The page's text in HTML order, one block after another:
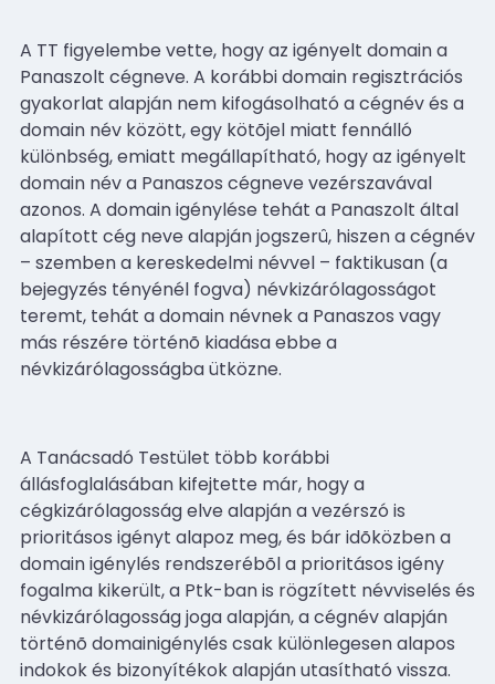
A TT figyelembe vette, hogy az igényelt domain a
Panaszolt cégneve. A korábbi domain regisztrációs
gyakorlat alapján nem kifogásolható a cégnév és a
domain név között, egy kötõjel miatt fennálló
különbség, emiatt megállapítható, hogy az igényelt
domain név a Panaszos cégneve vezérszavával
azonos. A domain igénylése tehát a Panaszolt által
alapított cég neve alapján jogszerû, hiszen a cégnév
– szemben a kereskedelmi névvel – faktikusan (a
bejegyzés tényénél fogva) névkizárólagosságot
teremt, tehát a domain névnek a Panaszos vagy
más részére történõ kiadása ebbe a
névkizárólagosságba ütközne.
A Tanácsadó Testület több korábbi
állásfoglalásában kifejtette már, hogy a
cégkizárólagosság elve alapján a vezérszó is
prioritásos igényt alapoz meg, és bár idõközben a
domain igénylés rendszerébõl a prioritásos igény
fogalma kikerült, a Ptk-ban is rögzített névviselés és
névkizárólagosság joga alapján, a cégnév alapján
történõ domainigénylés csak különlegesen alapos
indokok és bizonyítékok alapján utasítható vissza.